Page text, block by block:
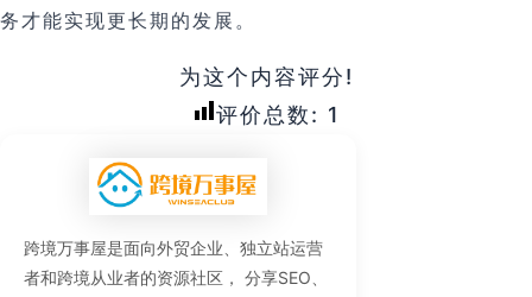
务才能实现更长期的发展。
为这个内容评分!
评价总数: 1
跨境万事屋是面向外贸企业、独立站运营
者和跨境从业者的资源社区， 分享SEO、